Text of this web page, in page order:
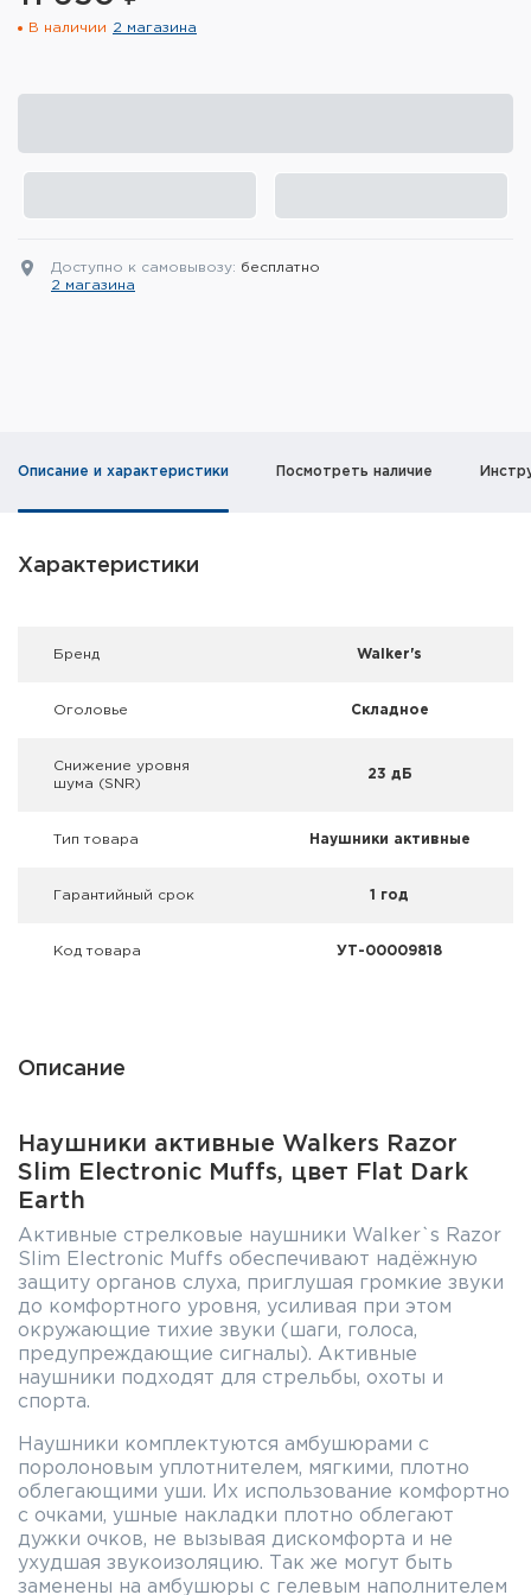
Элементы питания и зарядные
Туристическое снаряжение
Оружейные шкафы и сейфы
Чехлы и кейсы
Релоадинг
В наличии 2 магазина
Доступно к самовывозу: бесплатно
2 магазина
Описание и характеристики Посмотреть наличие
Характеристики
Брeнд Walker's
Оголовье Складное
Снижение уровня
шума (SNR)
23 дБ
Тип товара Наушники активные
Гарантийный срок 1 год
Код товара УТ-00009818
Описание
Наушники активные Walkers Razor
Slim Electronic Muffs, цвет Flat Dark
Earth
Активные стрелковые наушники Walker`s Razor
Slim Electronic Muffs обеспечивают надёжную
защиту органов слуха, приглушая громкие звуки
до комфортного уровня, усиливая при этом
окружающие тихие звуки (шаги, голоса,
предупреждающие сигналы). Активные
наушники подходят для стрельбы, охоты и
спорта.
Наушники комплектуются амбушюрами с
поролоновым уплотнителем, мягкими, плотно
облегающими уши. Их использование комфортно
с очками, ушные накладки плотно облегают
дужки очков, не вызывая дискомфорта и не
ухудшая звукоизоляцию. Так же могут быть
заменены на амбушюры с гелевым наполнителем